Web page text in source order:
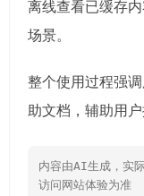
离线查看已缓存
场景。
整个使用过程强
助文档，辅助用
内容由AI生成，实
访问网站体验为准